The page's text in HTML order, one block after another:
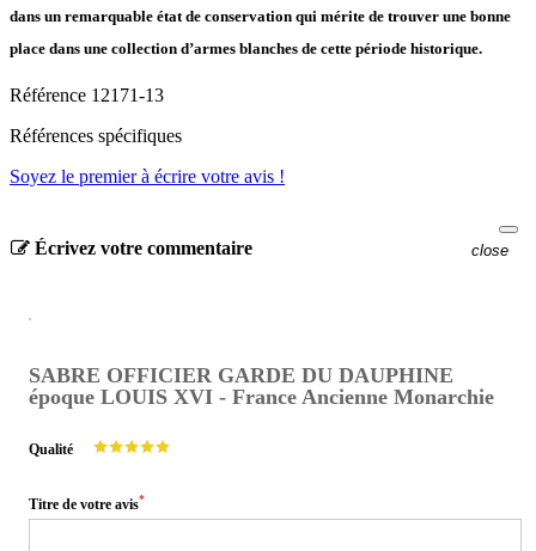
dans un remarquable état de conservation qui mérite de trouver une bonne
place dans une collection d’armes blanches de cette période historique.
Référence 12171-13
Références spécifiques
Soyez le premier à écrire votre avis !
Écrivez votre commentaire close
SABRE OFFICIER GARDE DU DAUPHINE
époque LOUIS XVI - France Ancienne Monarchie
Qualité
Titre de votre avis*